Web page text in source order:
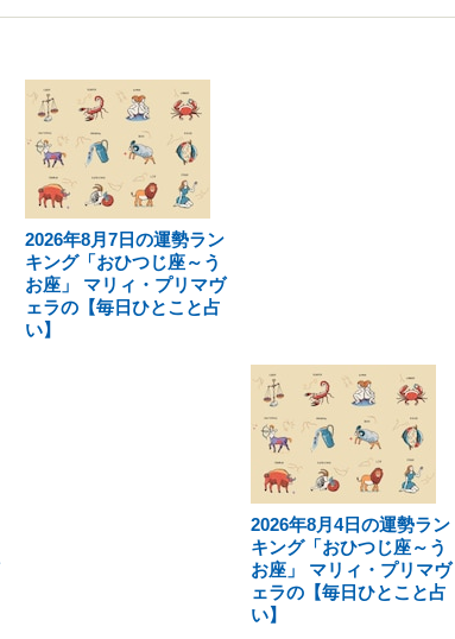
2026年8月7日の運勢ラン
キング「おひつじ座～う
お座」 マリィ・プリマヴ
ェラの【毎日ひとこと占
い】
2026年8月4日の運勢ラン
キング「おひつじ座～う
お座」 マリィ・プリマヴ
ェラの【毎日ひとこと占
い】